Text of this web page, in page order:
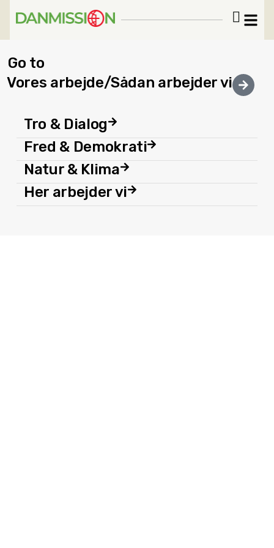
Go to
Vores arbejde/Sådan arbejder vi
Tro & Dialog
Fred & Demokrati
Natur & Klima
Her arbejder vi